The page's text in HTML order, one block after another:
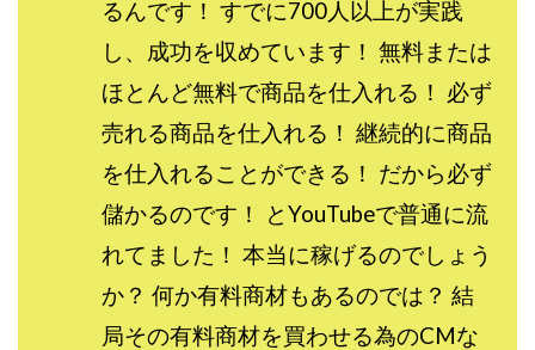
るんです！ すでに700人以上が実践
し、成功を収めています！ 無料または
ほとんど無料で商品を仕入れる！ 必ず
売れる商品を仕入れる！ 継続的に商品
を仕入れることができる！ だから必ず
儲かるのです！ とYouTubeで普通に流
れてました！ 本当に稼げるのでしょう
か？ 何か有料商材もあるのでは？ 結
局その有料商材を買わせる為のCMな